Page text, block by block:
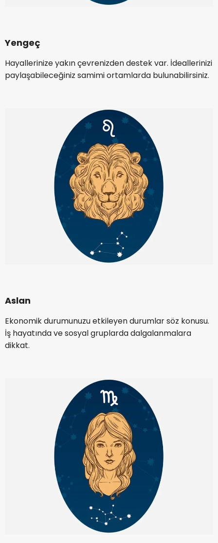
Yengeç
Hayallerinize yakın çevrenizden destek var. İdeallerinizi
paylaşabileceğiniz samimi ortamlarda bulunabilirsiniz.
Aslan
Ekonomik durumunuzu etkileyen durumlar söz konusu.
İş hayatında ve sosyal gruplarda dalgalanmalara
dikkat.